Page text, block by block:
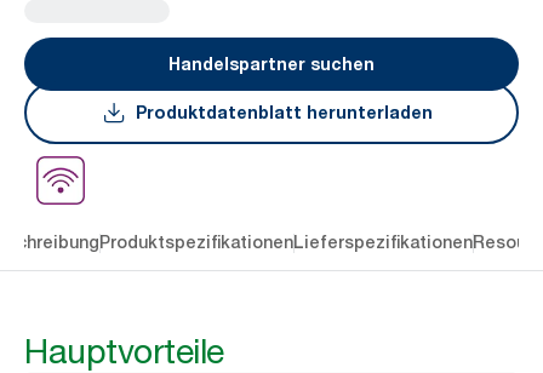
Handelspartner suchen
Produktdatenblatt herunterladen
ProduktspezifikationenLieferspezifikationen
Hauptvorteile